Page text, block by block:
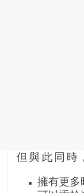
但與此同時
擁有更多